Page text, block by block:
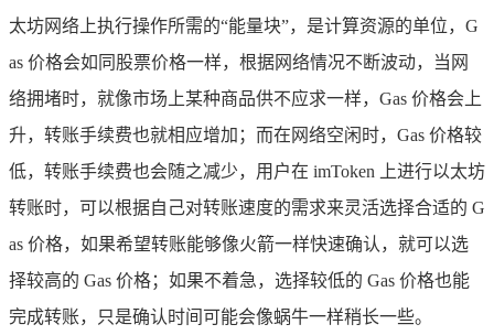
太坊网络上执行操作所需的“能量块”，是计算资源的单位，G
as 价格会如同股票价格一样，根据网络情况不断波动，当网
络拥堵时，就像市场上某种商品供不应求一样，Gas 价格会上
升，转账手续费也就相应增加；而在网络空闲时，Gas 价格较
低，转账手续费也会随之减少，用户在 imToken 上进行以太坊
转账时，可以根据自己对转账速度的需求来灵活选择合适的 G
as 价格，如果希望转账能够像火箭一样快速确认，就可以选
择较高的 Gas 价格；如果不着急，选择较低的 Gas 价格也能
完成转账，只是确认时间可能会像蜗牛一样稍长一些。